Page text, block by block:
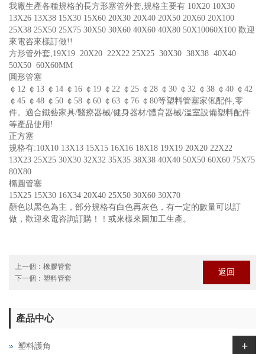
我廠生產各種規格的長方形塞管外套,規格主要有 10X20 10X30
13X26 13X38 15X30 15X60 20X30 20X40 20X50 20X60 20X100
25X38 25X50 25X75 30X50 30X60 40X60 40X80 50X10060X100 歡迎
來電咨來樣訂做!!
方形管外套,19X19 20X20 22X22 25X25 30X30 38X38 40X40
50X50 60X60MM
圓形管塞
￠12 ￠13 ￠14 ￠16 ￠19 ￠22 ￠25 ￠28 ￠30 ￠32 ￠38 ￠40 ￠42
￠45 ￠48 ￠50 ￠58 ￠60 ￠63 ￠76 ￠80等塑料管塞家俬配件,零
件。適合鐵藝家具/醫療器械/健身器材/體育器械/溫室設備塑料配件
等產品使用!
正方塞
規格有:10X10 13X13 15X15 16X16 18X18 19X19 20X20 22X22
13X23 25X25 30X30 32X32 35X35 38X38 40X40 50X50 60X60 75X75
80X80
橢圓管塞
15X25 15X30 16X34 20X40 25X50 30X60 30X70
顏色以黑色為主，部分規格有白色再灰色，有一定的數量可以訂
做，歡迎來電咨詢訂購！！或來樣來圖加工生產。
上一個： 橡膠管套
下一個： 塑料管套
返回
產品中心
塑料護角 +